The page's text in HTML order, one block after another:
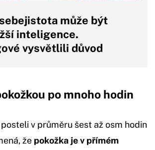
může být
inteligence.
vysvětlili důvod
po mnoho hodin
v průměru šest až osm hodin
že pokožka je v přímém